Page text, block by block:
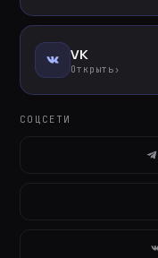
VK
Открыть ›
СОЦСЕТИ